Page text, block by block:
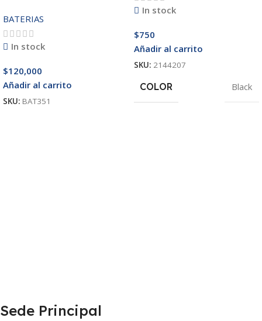
BATERIAS
In stock
$120,000
Añadir al carrito
SKU: BAT351
In stock
$750
Añadir al carrito
SKU: 2144207
COLOR Black
Sede Principal